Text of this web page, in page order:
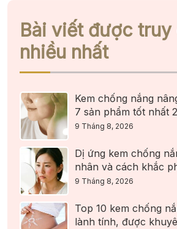
Bài viết được truy
nhiều nhất
Kem chống nắng
7 sản phẩm tốt nhất
9 Tháng 8, 2026
Dị ứng kem chống
nhân và cách khắc
9 Tháng 8, 2026
Top 10 kem chống
lành tính, được